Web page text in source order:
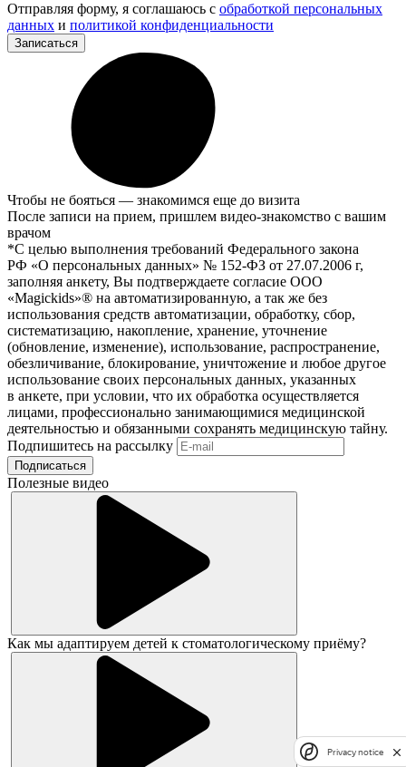
Отправляя форму, я соглашаюсь с обработкой персональных
данных и политикой конфиденциальности
Записаться
Чтобы не бояться — знакомимся еще до визита
После записи на прием, пришлем видео-знакомство с вашим
врачом
*С целью выполнения требований Федерального закона
РФ «О персональных данных» № 152-ФЗ от 27.07.2006 г,
заполняя анкету, Вы подтверждаете согласие ООО
«Magickids»® на автоматизированную, а так же без
использования средств автоматизации, обработку, сбор,
систематизацию, накопление, хранение, уточнение
(обновление, изменение), использование, распространение,
обезличивание, блокирование, уничтожение и любое другое
использование своих персональных данных, указанных
в анкете, при условии, что их обработка осуществляется
лицами, профессионально занимающимися медицинской
деятельностью и обязанными сохранять медицинскую тайну.
Подпишитесь на рассылку
Подписаться
Полезные видео
Как мы адаптируем детей к стоматологическому приёму?
Privacy notice